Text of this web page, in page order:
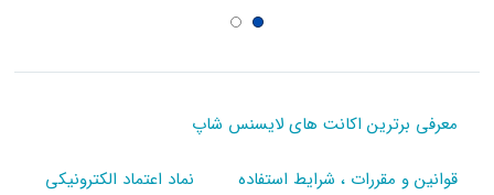
معرفی برترین اکانت های لایسنس شاپ
قوانین و مقررات ، شرایط استفاده نماد اعتماد الکترونیکی